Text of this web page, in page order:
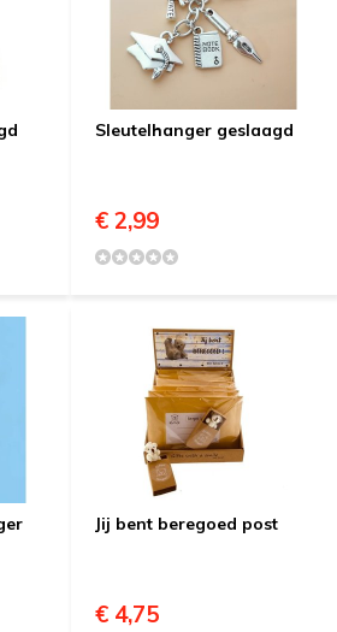
Sleutelhanger geslaagd
€ 2,99
Jij bent beregoed post
€ 4,75